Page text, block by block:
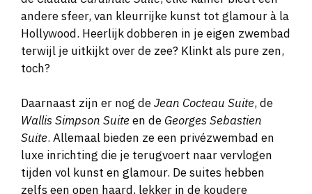
andere sfeer, van kleurrijke kunst tot glamour à la
Hollywood. Heerlijk dobberen in je eigen zwembad
terwijl je uitkijkt over de zee? Klinkt als pure zen,
toch?
Daarnaast zijn er nog deJean Cocteau Suite, de
Wallis Simpson Suiteen de Georges Sebastien
Suite. Allemaal bieden ze een privézwembad en
luxe inrichting die je terugvoert naar vervlogen
tijden vol kunst en glamour. De suites hebben
zelfs een open haard, lekker in de koudere